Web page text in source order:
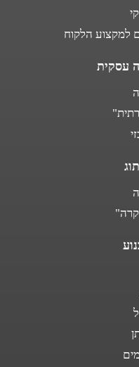
למקצוע הלקוח
עסקית